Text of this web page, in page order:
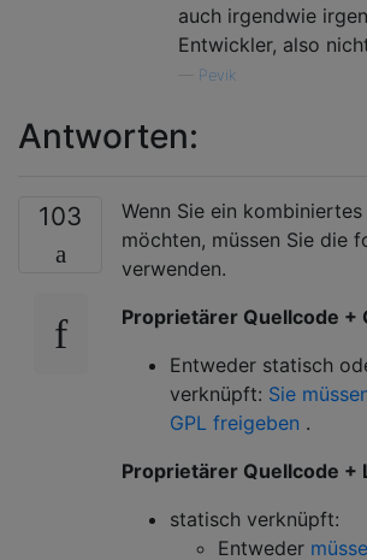
auch irgendwie
Entwickler, also
Pevik
Antworten:
103
Wenn Sie ein
möchten, müssen Sie die
verwenden.
Proprietärer Quellcode +
Entweder statisch
verknüpft: Sie
GPL freigeben .
Proprietärer Quellcode +
statisch verknüpft:
Entweder